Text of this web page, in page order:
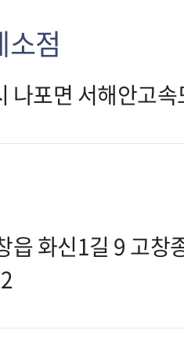
점
나포면 서해안고
읍 화신1길 9 고창